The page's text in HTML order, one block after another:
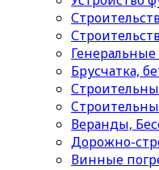
Брусчатка,
Веранды,
Дорожно-
Винные